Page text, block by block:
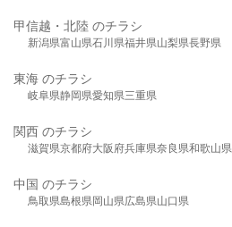
甲信越・北陸 のチラシ
新潟県富山県石川県福井県山梨県長野県
東海 のチラシ
岐阜県静岡県愛知県三重県
関西 のチラシ
滋賀県京都府大阪府兵庫県奈良県和歌山県
中国 のチラシ
鳥取県島根県岡山県広島県山口県